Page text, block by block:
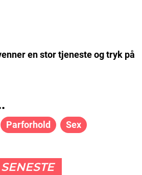
en stor tjeneste og tryk på
Parforhold Sex
SENESTE